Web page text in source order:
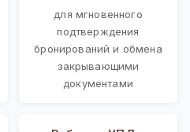
для мгновенного
подтверждения
бронирований и обмена
закрывающими
документами